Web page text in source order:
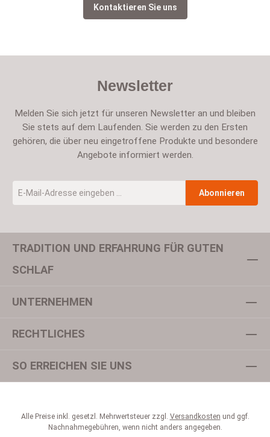
Kontaktieren Sie uns
Newsletter
Melden Sie sich jetzt für unseren Newsletter an und bleiben
Sie stets auf dem Laufenden. Sie werden zu den Ersten
gehören, die über neu eingetroffene Produkte und besondere
Angebote informiert werden.
Abonnieren
Um weiterzugehen, geben Sie die oben abgebildeten Zeichen ein
genommen und die
TRADITION UND ERFAHRUNG FÜR GUTEN
SCHLAF
SO ERREICHEN SIE UNS
UNTERNEHMEN
RECHTLICHES
Alle Preise inkl. gesetzl. Mehrwertsteuer zzgl. Versandkosten und ggf.
Nachnahmegebühren, wenn nicht anders angegeben.